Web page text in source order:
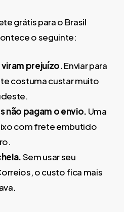
grátis para o Brasil
o seguinte:
prejuízo.Enviar para
costuma custar muito
não pagam o envio. Uma
com frete embutido
Sem usar seu
o custo fica mais